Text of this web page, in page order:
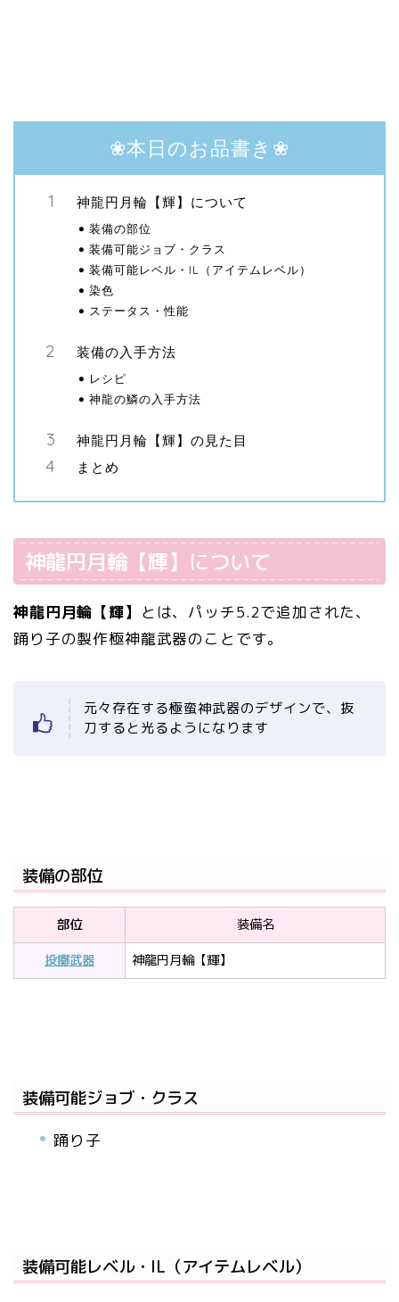
❀本日のお品書き❀
神龍円月輪【輝】について
装備の部位
装備可能ジョブ・クラス
装備可能レベル・IL（アイテムレベル）
染色
ステータス・性能
装備の入手方法
レシピ
神龍の鱗の入手方法
神龍円月輪【輝】の見た目
まとめ
神龍円月輪【輝】について
神龍円月輪【輝】 とは、パッチ5.2で追加された、
踊り子の製作極神龍武器のことです。
元々存在する極蛮神武器のデザインで、抜
刀すると光るようになります
装備の部位
部位
装備名
投擲武器
神龍円月輪【輝】
装備可能ジョブ・クラス
踊り子
装備可能レベル・IL（アイテムレベル）